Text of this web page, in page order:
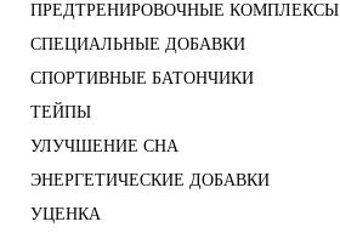
ПРЕДТРЕНИРОВОЧНЫЕ КОМПЛЕКСЫ
СПЕЦИАЛЬНЫЕ ДОБАВКИ
СПОРТИВНЫЕ БАТОНЧИКИ
ТЕЙПЫ
УЛУЧШЕНИЕ СНА
ЭНЕРГЕТИЧЕСКИЕ ДОБАВКИ
УЦЕНКА